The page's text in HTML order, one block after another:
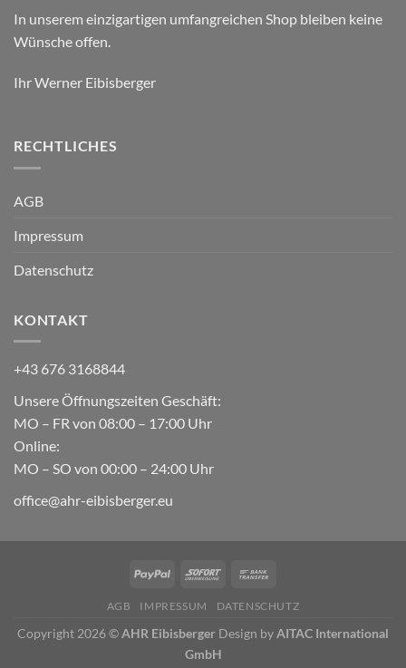
In unserem einzigartigen umfangreichen Shop bleiben keine
Wünsche offen.
Ihr Werner Eibisberger
RECHTLICHES
AGB
Impressum
Datenschutz
KONTAKT
+43 676 3168844
Unsere Öffnungszeiten Geschäft:
MO – FR von 08:00 – 17:00 Uhr
Online:
MO – SO von 00:00 – 24:00 Uhr
office@ahr-eibisberger.eu
AGB IMPRESSUM DATENSCHUTZ
Copyright 2026 ©AHR Eibisberger Design byAITAC International
GmbH